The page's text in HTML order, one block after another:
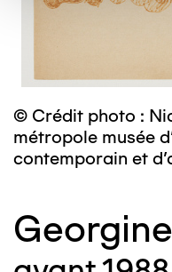
© Crédit photo :
métropole musée
contemporain et